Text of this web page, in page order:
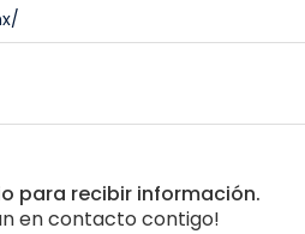
para recibir información.
en contacto contigo!